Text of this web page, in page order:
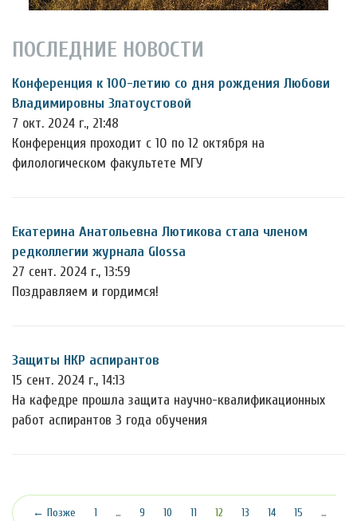
ПОСЛЕДНИЕ НОВОСТИ
Конференция к 100-летию со дня рождения Любови
Владимировны Златоустовой
7 окт. 2024 г., 21:48
Конференция проходит с 10 по 12 октября на
филологическом факультете МГУ
Екатерина Анатольевна Лютикова стала членом
редколлегии журнала Glossa
27 сент. 2024 г., 13:59
Поздравляем и гордимся!
Защиты НКР аспирантов
15 сент. 2024 г., 14:13
На кафедре прошла защита научно-квалификационных
работ аспирантов 3 года обучения
← Позже 1 … 9 10 11 12 (текущая)
13 14 15 …